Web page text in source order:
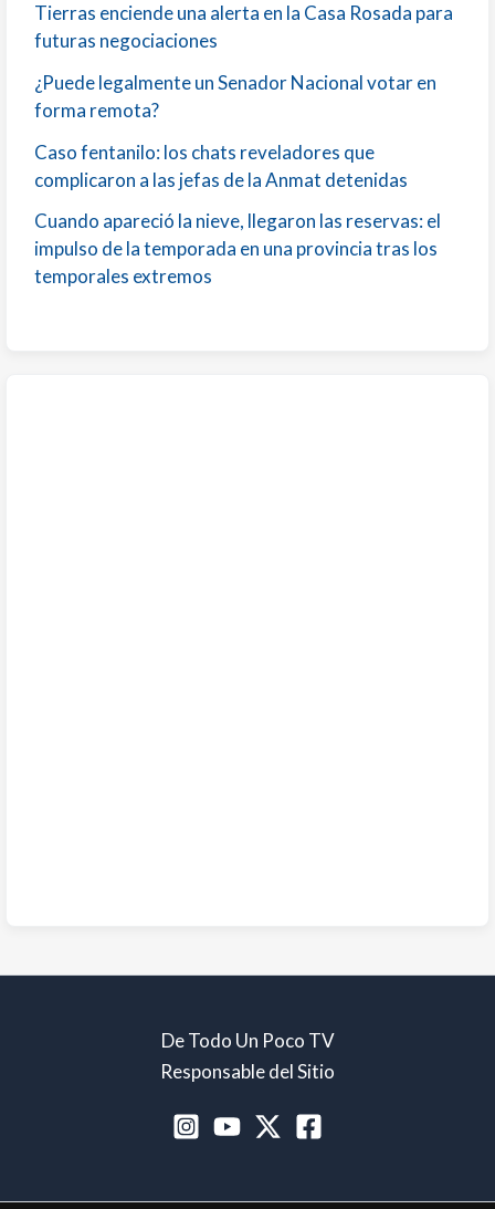
Tierras enciende una alerta en la Casa Rosada para
futuras negociaciones
¿Puede legalmente un Senador Nacional votar en
forma remota?
Caso fentanilo: los chats reveladores que
complicaron a las jefas de la Anmat detenidas
Cuando apareció la nieve, llegaron las reservas: el
impulso de la temporada en una provincia tras los
temporales extremos
De Todo Un Poco TV
Responsable del Sitio